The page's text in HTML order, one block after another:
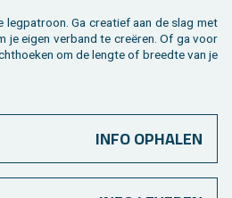
leg­pa­troon. Ga cre­a­tief aan de slag met
je eigen ver­band te creëren. Of ga voor
om de leng­te of breed­te van je
INFO OPHALEN